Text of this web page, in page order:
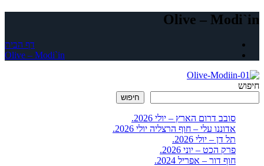
Olive – Modi`in
דף הבית
Olive – Modi`in
חיפוש
חיפוש
סובב דרום הארץ – יולי 2026.
אדוננו עלי – חוף הרצליה יולי 2026.
תל דן – יולי 2026.
פרק הכט – יוני 2026.
חוף דור – אפריל 2024.